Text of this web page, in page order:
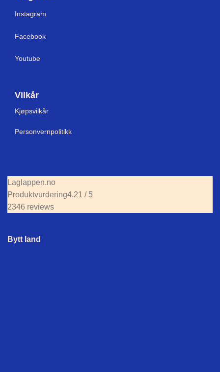
Instagram
Facebook
Youtube
Vilkår
Kjøpsvilkår
Personvernpolitikk
Laglappen.no
Produktvurdering4.21 / 5
2346 reviews
Bytt land